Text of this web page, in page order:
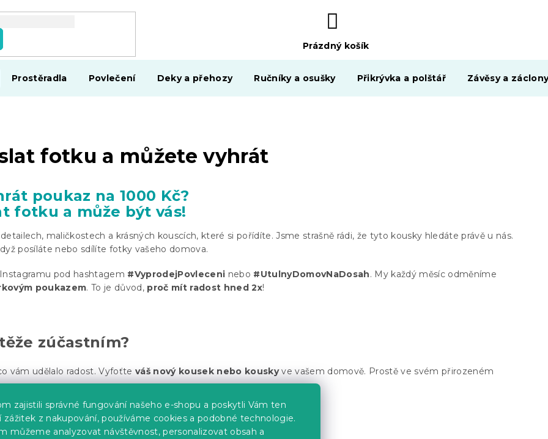
zajistili správné fungování našeho e-shopu a poskytli Vám ten
zážitek z nakupování, používáme cookies a podobné technologie.
můžeme analyzovat návštěvnost, personalizovat obsah a
NÁKUPNÍ
KOŠÍK
Prázdný košík
Prostěradla Povlečení Deky a přehozy Ručníky a osušky Přikrývka a polštář Závěsy a
fotku a můžete vyhrát
poukaz na 1000 Kč?
fotku a může být vás!
maličkostech a krásných kouscích, které si pořídíte. Jsme strašně rádi, že tyto kousky hledáte právě u nás.
posíláte nebo sdílíte fotky vašeho domova.
pod hashtagem #VyprodejPovleceni nebo #UtulnyDomovNaDosah. My každý měsíc odměníme
poukazem. To je důvod, proč mít radost hned 2x!
zúčastním?
vám udělalo radost. Vyfoťte váš nový kousek nebo kouskyve vašem domově. Prostě ve svém přirozeném
✉️
s hastagy:#VyprodejPovlecenia#UtulnyDomovNaDosah